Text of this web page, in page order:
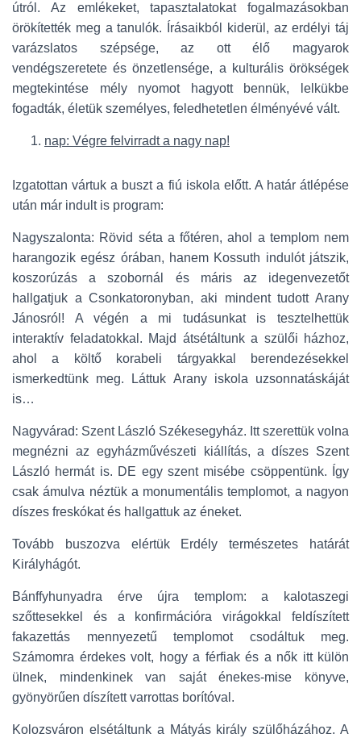
útról. Az emlékeket, tapasztalatokat fogalmazásokban
örökítették meg a tanulók. Írásaikból kiderül, az erdélyi táj
varázslatos szépsége, az ott élő magyarok
vendégszeretete és önzetlensége, a kulturális örökségek
megtekintése mély nyomot hagyott bennük, lelkükbe
fogadták, életük személyes, feledhetetlen élményévé vált.
nap: Végre felvirradt a nagy nap!
Izgatottan vártuk a buszt a fiú iskola előtt. A határ átlépése
után már indult is program:
Nagyszalonta: Rövid séta a főtéren, ahol a templom nem
harangozik egész órában, hanem Kossuth indulót játszik,
koszorúzás a szobornál és máris az idegenvezetőt
hallgatjuk a Csonkatoronyban, aki mindent tudott Arany
Jánosról! A végén a mi tudásunkat is tesztelhettük
interaktív feladatokkal. Majd átsétáltunk a szülői házhoz,
ahol a költő korabeli tárgyakkal berendezésekkel
ismerkedtünk meg. Láttuk Arany iskola uzsonnatáskáját
is…
Nagyvárad: Szent László Székesegyház. Itt szerettük volna
megnézni az egyházművészeti kiállítás, a díszes Szent
László hermát is. DE egy szent misébe csöppentünk. Így
csak ámulva néztük a monumentális templomot, a nagyon
díszes freskókat és hallgattuk az éneket.
Tovább buszozva elértük Erdély természetes határát
Királyhágót.
Bánffyhunyadra érve újra templom: a kalotaszegi
szőttesekkel és a konfirmációra virágokkal feldíszített
fakazettás mennyezetű templomot csodáltuk meg.
Számomra érdekes volt, hogy a férfiak és a nők itt külön
ülnek, mindenkinek van saját énekes-mise könyve,
gyönyörűen díszített varrottas borítóval.
Kolozsváron elsétáltunk a Mátyás király szülőházához. A